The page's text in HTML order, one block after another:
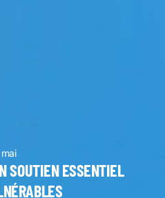
SOUTIEN ESSENTIEL